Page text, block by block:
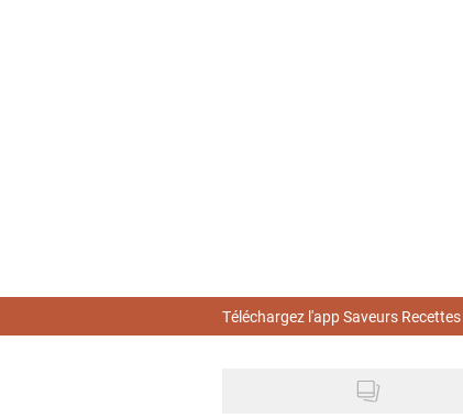
Téléchargez l'app Saveurs Recettes